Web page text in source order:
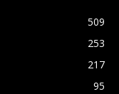
509
253
217
95